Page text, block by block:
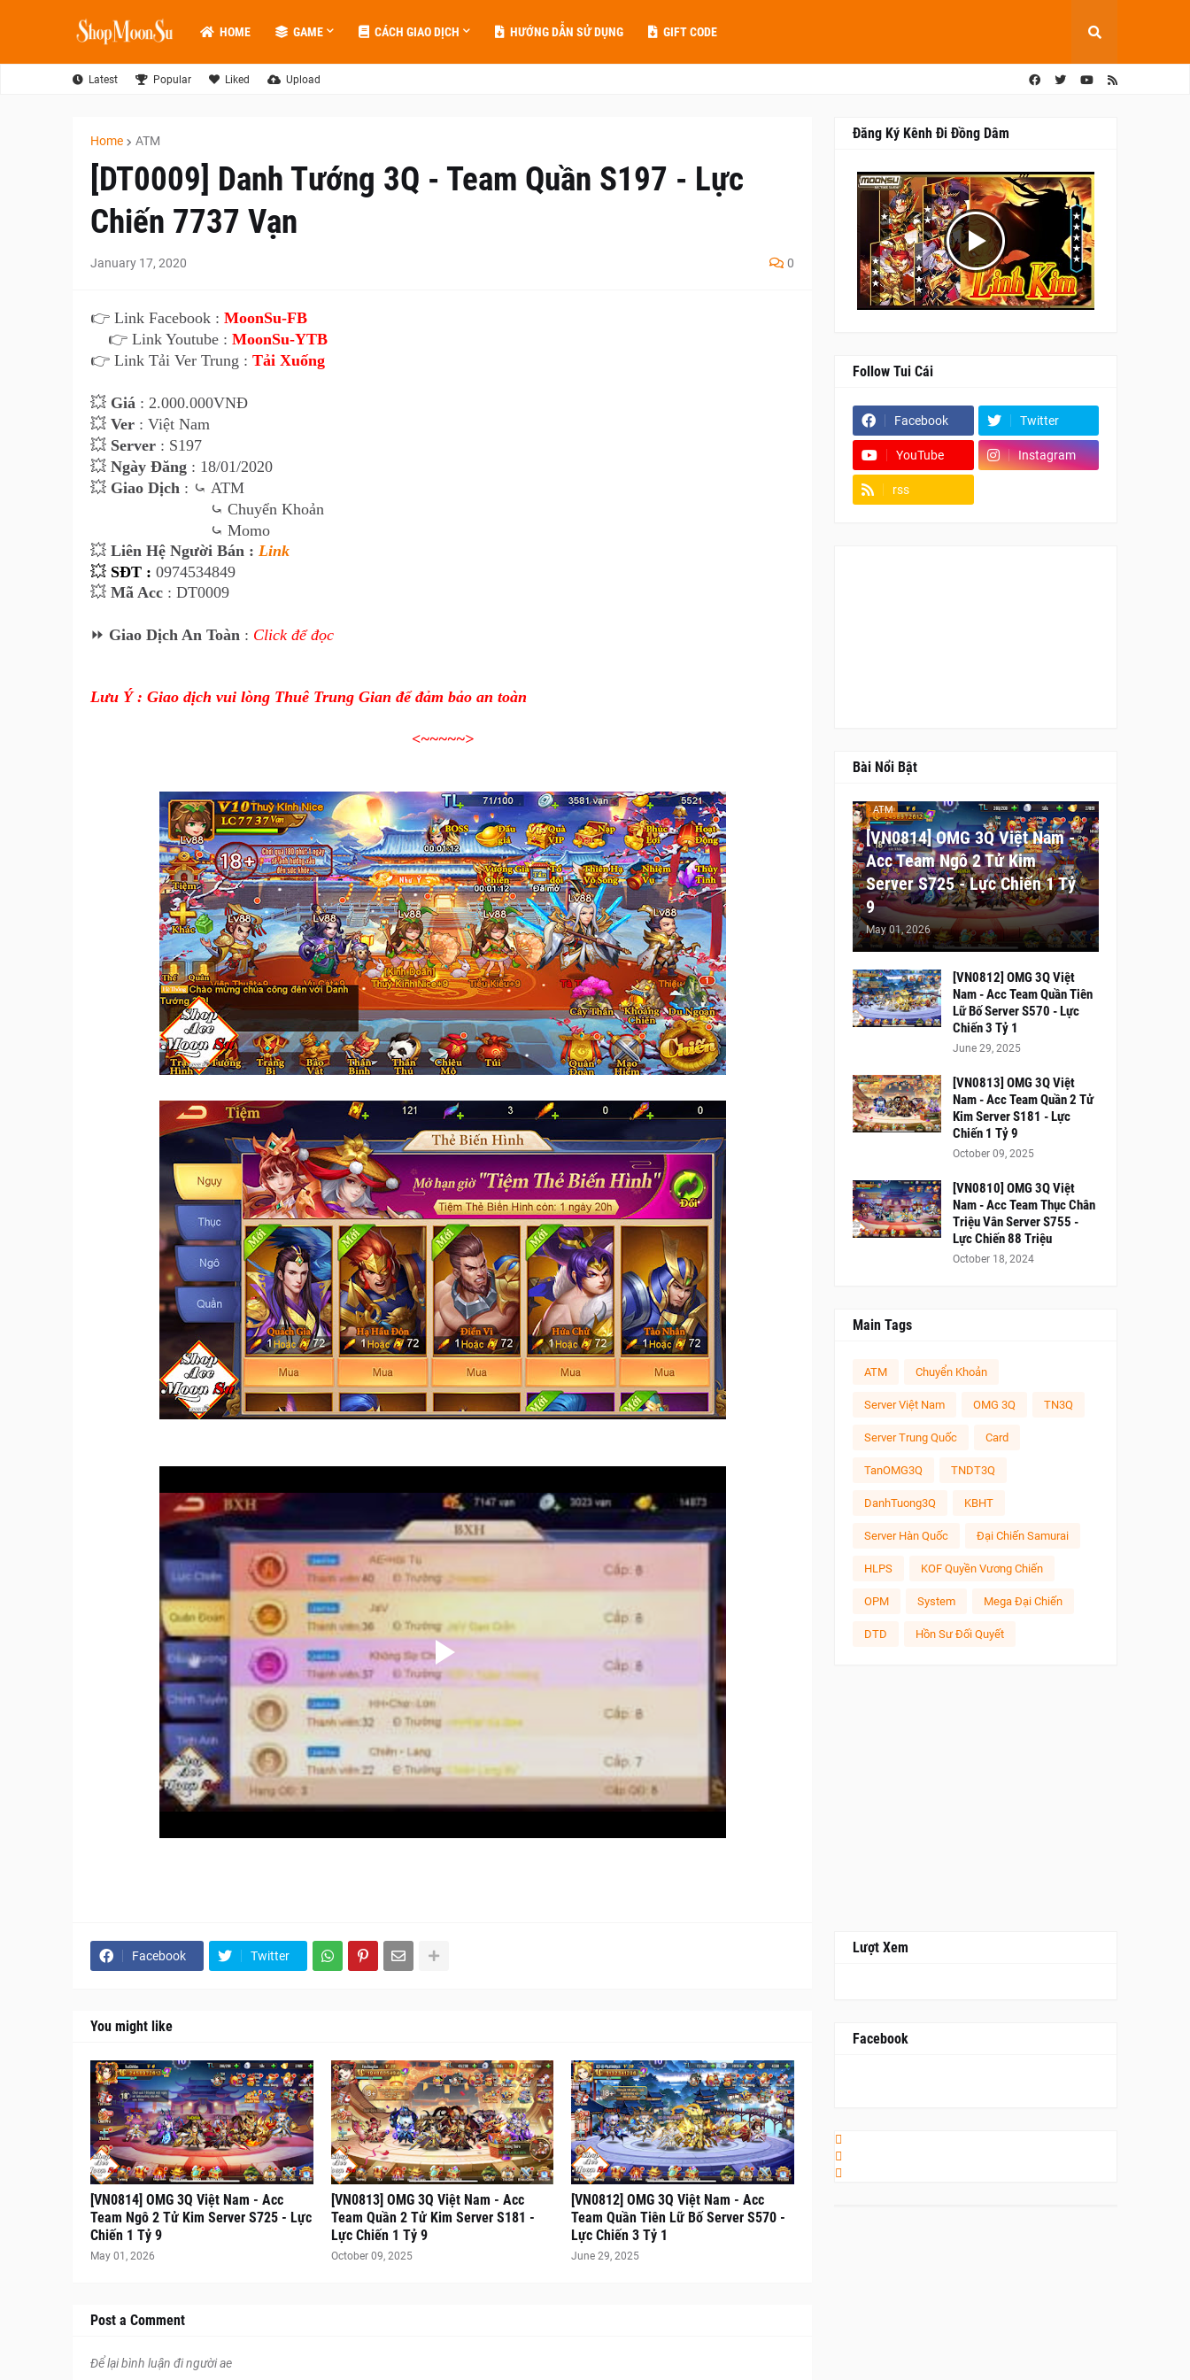
HOME GAME CÁCH GIAO DỊCH HƯỚNG DẪN SỬ DỤNG GIFT CODE
Latest Popular Liked Upload
Home ATM
[DT0009] Danh Tướng 3Q - Team Quần S197 - Lực
Chiến 7737 Vạn
January 17, 2020 0
👉 Link Facebook : MoonSu-FB
👉 Link Youtube : MoonSu-YTB
👉 Link Tải Ver Trung : Tải Xuống
💥 Giá : 2.000.000VNĐ
💥 Ver : Việt Nam
💥 Server : S197
💥 Ngày Đăng : 18/01/2020
💥 Giao Dịch : ⤿ ATM
⤿ Chuyển Khoản
⤿ Momo
💥 Liên Hệ Người Bán : Link
💥 SĐT : 0974534849
💥 Mã Acc : DT0009
⏩ Giao Dịch An Toàn : Click để đọc
Lưu Ý : Giao dịch vui lòng Thuê Trung Gian để đảm bảo an toàn
<~~~~~>
Facebook Twitter
You might like
[VN0814] OMG 3Q Việt Nam - Acc
Team Ngô 2 Tử Kim Server S725 - Lực
Chiến 1 Tỷ 9
May 01, 2026
[VN0813] OMG 3Q Việt Nam - Acc
Team Quần 2 Tử Kim Server S181 -
Lực Chiến 1 Tỷ 9
October 09, 2025
[VN0812] OMG 3Q Việt Nam - Acc
Team Quần Tiên Lữ Bố Server S570 -
Lực Chiến 3 Tỷ 1
June 29, 2025
Post a Comment
Để lại bình luận đi người ae
Đăng Ký Kênh Đi Đồng Dâm
Follow Tui Cái
Facebook Twitter
YouTube Instagram
rss
Bài Nổi Bật
ATM
[VN0814] OMG 3Q Việt Nam -
Acc Team Ngô 2 Tử Kim
Server S725 - Lực Chiến 1 Tỷ
9
May 01, 2026
[VN0812] OMG 3Q Việt
Nam - Acc Team Quần Tiên
Lữ Bố Server S570 - Lực
Chiến 3 Tỷ 1
June 29, 2025
[VN0813] OMG 3Q Việt
Nam - Acc Team Quần 2 Tử
Kim Server S181 - Lực
Chiến 1 Tỷ 9
October 09, 2025
[VN0810] OMG 3Q Việt
Nam - Acc Team Thục Chân
Triệu Vân Server S755 -
Lực Chiến 88 Triệu
October 18, 2024
Main Tags
ATM Chuyển Khoản
Server Việt Nam OMG 3Q TN3Q
Server Trung Quốc Card
TanOMG3Q TNDT3Q
DanhTuong3Q KBHT
Server Hàn Quốc Đại Chiến Samurai
HLPS KOF Quyền Vương Chiến
OPM System Mega Đại Chiến
DTD Hồn Sư Đối Quyết
Lượt Xem
Facebook